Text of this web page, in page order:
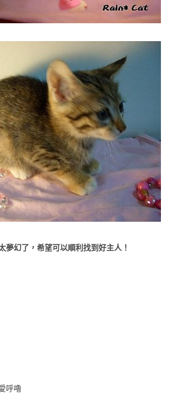
夢幻了，希望可以順利找到好主人！
呼嚕